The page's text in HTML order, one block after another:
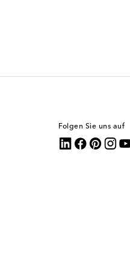
Folgen Sie uns auf